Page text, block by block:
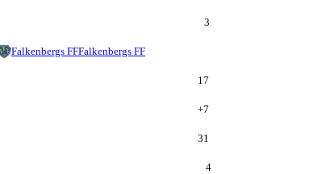
3
Falkenbergs FFFalkenbergs FF
17
+7
31
4